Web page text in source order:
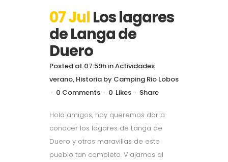
07 Jul Los lagares
de Langa de
Duero
Posted at 07:59h inActividades
verano, Historia by Camping Rio Lobos
0 Comments
0 Likes Share
Hola amigos, hoy queremos dar a
conocer los lagares de Langa de
Duero y otras maravillas de este
pueblo tan completo. Viajamos al